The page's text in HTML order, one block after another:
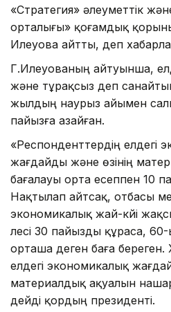
«Стратегия» әлеуметтік
орталығы» қоғамдық
Илеуова айтты, деп
Г.Илеуованың айтуынша,
және тұрақсыз деп
жылдың наурыз айымен
пайызға азайған.
«Респонденттердің елдегі
жағдайды және өзінің
бағалауы орта есеппен 10
Нақтылап айтсақ, отбасы
экономикалық жай-күйі
үлесі 30 пайызды құраса,
орташа деген баға
елдегі экономикалық
материалдық ақуалын
дейді қордың президенті.